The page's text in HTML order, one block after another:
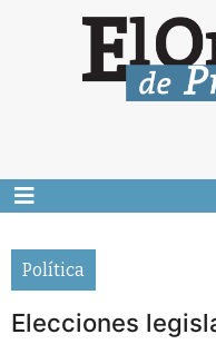
Política
Elecciones